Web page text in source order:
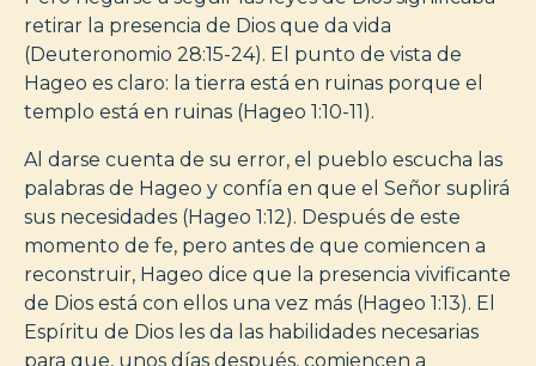
retirar la presencia de Dios que da vida
(Deuteronomio 28:15-24). El punto de vista de
Hageo es claro: la tierra está en ruinas porque el
templo está en ruinas (Hageo 1:10-11).
Al darse cuenta de su error, el pueblo escucha las
palabras de Hageo y confía en que el Señor suplirá
sus necesidades (Hageo 1:12). Después de este
momento de fe, pero antes de que comiencen a
reconstruir, Hageo dice que la presencia vivificante
de Dios está con ellos una vez más (Hageo 1:13). El
Espíritu de Dios les da las habilidades necesarias
para que, unos días después, comiencen a